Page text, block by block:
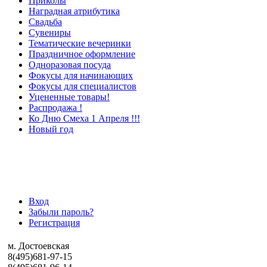
Наградная атрибутика
Свадьба
Сувениры
Тематические вечеринки
Праздничное оформление
Одноразовая посуда
Фокусы для начинающих
Фокусы для специалистов
Уцененные товары!
Распродажа !
Ко Дню Смеха 1 Апреля !!!
Новый год
Вход
Забыли пароль?
Регистрация
м. Достоевская
8(495)681-97-15